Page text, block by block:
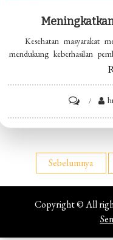
Kesehatan masyarakat
mendukung keberhasilan
Paginasi
pos
Sebelumnya
Copyright © All